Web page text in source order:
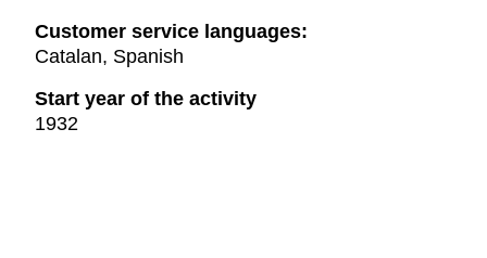
Customer service languages:
Catalan, Spanish
Start year of the activity
1932